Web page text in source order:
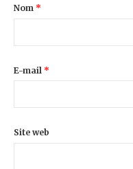
Nom *
E-mail *
Site web